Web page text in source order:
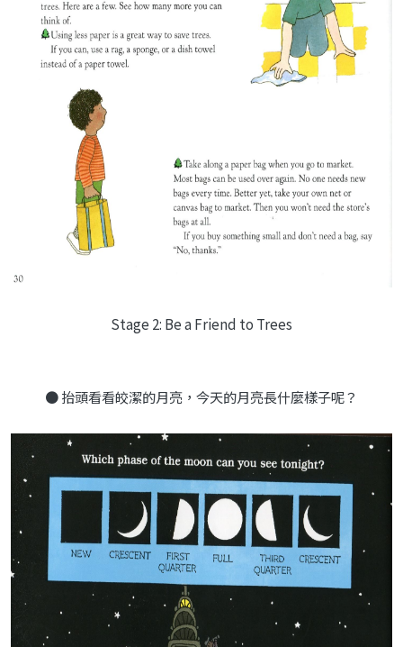
Stage 2: Be a Friend to Trees
● 抬頭看看皎潔的月亮，今天的月亮長什麼樣子呢？